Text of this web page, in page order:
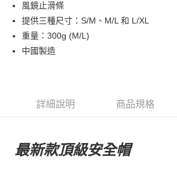
7-11店到店
每筆NT$80，滿NT$10,000(含以上)免運費
付款後7-11取貨
每筆NT$130，滿NT$10,000(含以上)免運費
風鏡止滑條
提供三種尺寸：S/M、M/L 和 L/XL
重量：300g (M/L)
中國製造
詳細說明 商品規格
最新款頂級安全帽